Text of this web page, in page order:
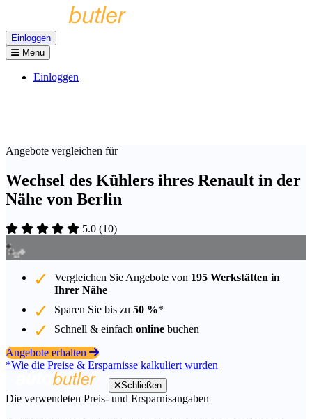
Einloggen
Menu
Einloggen
Angebote vergleichen für
Wechsel des Kühlers ihres Renault in der
Nähe von Berlin
5.0 (10)
Vergleichen Sie Angebote von 195 Werkstätten in
Ihrer Nähe
Sparen Sie bis zu 50 %*
Schnell & einfach online buchen
Angebote erhalten
*Wie die Preise & Ersparnisse kalkuliert wurden
Schließen
Die verwendeten Preis- und Ersparnisangaben